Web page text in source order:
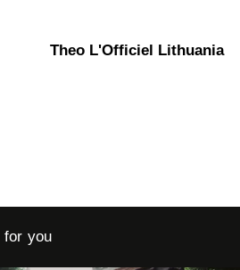
Theo L'Officiel Lithuania
for you